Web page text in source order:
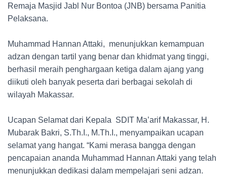
Remaja Masjid Jabl Nur Bontoa (JNB) bersama Panitia
Pelaksana.
Muhammad Hannan Attaki, menunjukkan kemampuan
adzan dengan tartil yang benar dan khidmat yang tinggi,
berhasil meraih penghargaan ketiga dalam ajang yang
diikuti oleh banyak peserta dari berbagai sekolah di
wilayah Makassar.
Ucapan Selamat dari Kepala SDIT Ma’arif Makassar, H.
Mubarak Bakri, S.Th.I., M.Th.I., menyampaikan ucapan
selamat yang hangat. “Kami merasa bangga dengan
pencapaian ananda Muhammad Hannan Attaki yang telah
menunjukkan dedikasi dalam mempelajari seni adzan.